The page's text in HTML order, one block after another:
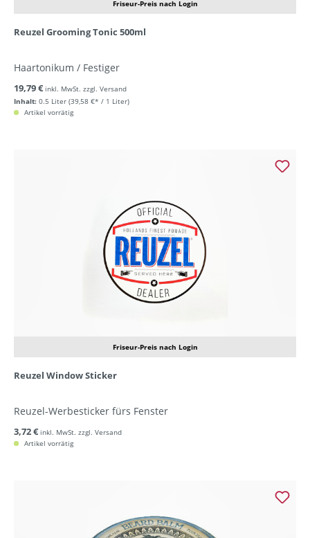
Friseur-Preis nach Login
Reuzel Grooming Tonic 500ml
Haartonikum / Festiger
Inhalt: 0.5 Liter (39,58 €* / 1 Liter)
19,79 € inkl. MwSt. zzgl. Versand
Artikel vorrätig
Friseur-Preis nach Login
Reuzel Window Sticker
Reuzel-Werbesticker fürs Fenster
3,72 € inkl. MwSt. zzgl. Versand
Artikel vorrätig